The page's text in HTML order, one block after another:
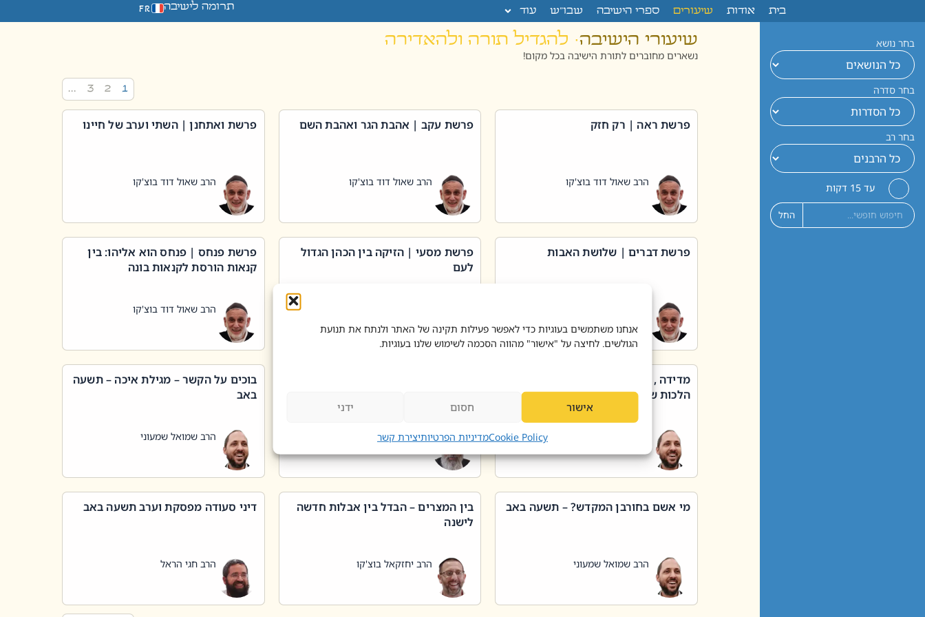
אנחנו משתמשים בעוגיות כדי לאפשר פעילות תקינה של האתר ולנתח את תנועת
הגולשים. לחיצה על "אישור" מהווה הסכמה לשימוש שלנו בעוגיות.
אישור חסום ידני
Cookie Policyמדיניות הפרטיותיצירת קשר
בית אודות שיעורים ספרי הישיבה שבו”ש עוד תרומה לישיבה FR
בחר נושא
בחר סדרה
בחר רב
עד 15 דקות
החל
שיעורי הישיבה· להגדיל תורה ולהאדירה
נשארים מחוברים לתורת הישיבה בכל מקום!
1
2
3
…
פרשת ראה | רק חזק
הרב שאול דוד בוצ'קו
פרשת עקב | אהבת הגר ואהבת השם
הרב שאול דוד בוצ'קו
פרשת ואתחנן | השתי וערב של חיינו
הרב שאול דוד בוצ'קו
פרשת דברים | שלושת האבות
פרשת מסעי | הזיקה בין הכהן הגדול
לעם
פרשת פנחס | פנחס הוא אליהו: בין
קנאות הורסת לקנאות בונה
הרב שאול דוד בוצ'קו
מדידה , קניה , שטיפת כלים בשבת –
הלכות שבת – סימן שכג
הרב יאיר בידני
בוכים על הקשר – מגילת איכה – תשעה
באב
הרב שמואל שמעוני
מי אשם בחורבן המקדש? – תשעה באב
הרב שמואל שמעוני
בין המצרים – הבדל בין אבלות חדשה
לישנה
הרב יחזקאל בוצ'קו
דיני סעודה מפסקת וערב תשעה באב
הרב חגי הראל